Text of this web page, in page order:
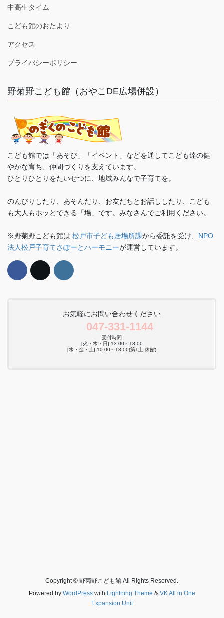
中高生タイム
こども館のおたより
アクセス
プライバシーポリシー
野菊野こども館（おやこDE広場併設）
こども館では「あそび」「イベント」などを通してこども達の健
やかな育ち、仲間づくりを支えています。
ひとりひとりをたいせつに、地域みんなで子育てを。
のんびりしたり、あそんだり、お友だちとお話ししたり、こども
も大人もホッとできる「場」です。みなさんでご利用ください。
※野菊野こども館は 松戸市子ども居場所課から委託を受け、 NPO
法人松戸子育てさぽーとハーモニーが運営しています。
お気軽にお問い合わせください
047-331-1144
受付時間
[火・木・日] 13:00～18:00
[水・金・土] 10:00～18:00(第1土 休館)
Copyright © 野菊野こども館 All Rights Reserved.
Powered by WordPresswith Lightning Theme & VK All in One
Expansion Unit